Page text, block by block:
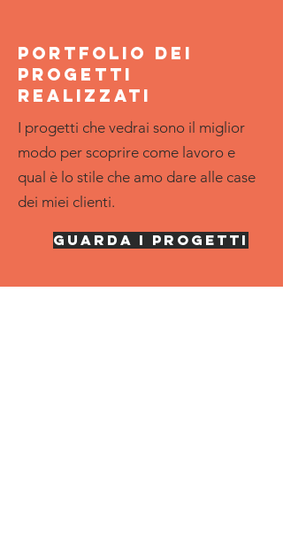
portfolio dei
progetti
realizzati
I progetti che vedrai sono il miglior
modo per scoprire come lavoro e
qual è lo stile che amo dare alle case
dei miei clienti.
guarda i progetti